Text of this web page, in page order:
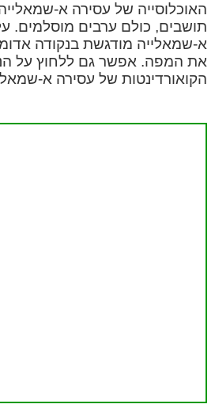
תושבים, כולם ערבים מוסלמים.
א-שמאלייה מודגשת בנקודה אדומה
את המפה. אפשר גם ללחוץ על
הקואורדינטות של עסירה א-